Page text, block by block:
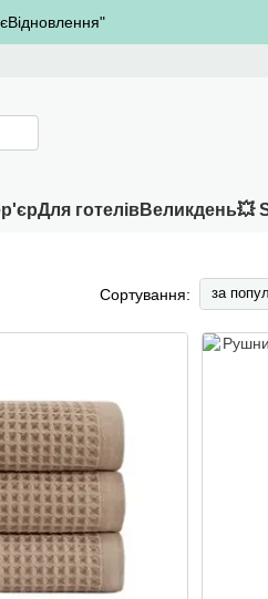
Для готелівВеликдень💥
Сортування: за